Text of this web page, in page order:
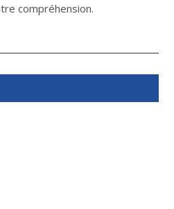
compréhension.